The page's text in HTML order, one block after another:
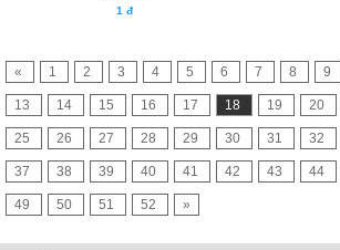
1 đ
« 1 2 3 4 5 6 7 8 9
13 14 15 16 17 18 19 20
25 26 27 28 29 30 31 32
37 38 39 40 41 42 43 44
49 50 51 52 »